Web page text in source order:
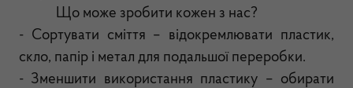
Що може зробити кожен з нас?
- Сортувати сміття – відокремлювати пластик,
скло, папір і метал для подальшої переробки.
- Зменшити використання пластику – обирати